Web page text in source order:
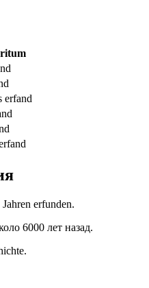
erfand
erfunden.
6000 лет назад.